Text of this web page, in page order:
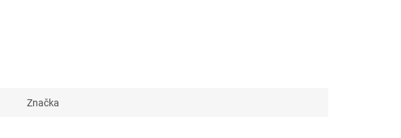
Značka